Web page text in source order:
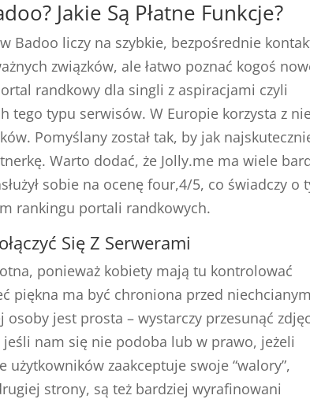
Jakie Są Płatne Funkcje?
Badoo liczy na szybkie, bezpośrednie
związków, ale łatwo poznać kogoś
randkowy dla singli z aspiracjami czyli
tego typu serwisów. W Europie korzysta z
Pomyślany został tak, by jak
Warto dodać, że Jolly.me ma wiele
sobie na ocenę four,4/5, co świadczy o
rankingu portali randkowych.
Się Z Serwerami
ponieważ kobiety mają tu kontrolować
piękna ma być chroniona przed
jest prosta – wystarczy przesunąć
nam się nie podoba lub w prawo, jeżeli
zaakceptuje swoje “walory”,
strony, są też bardziej wyrafinowani